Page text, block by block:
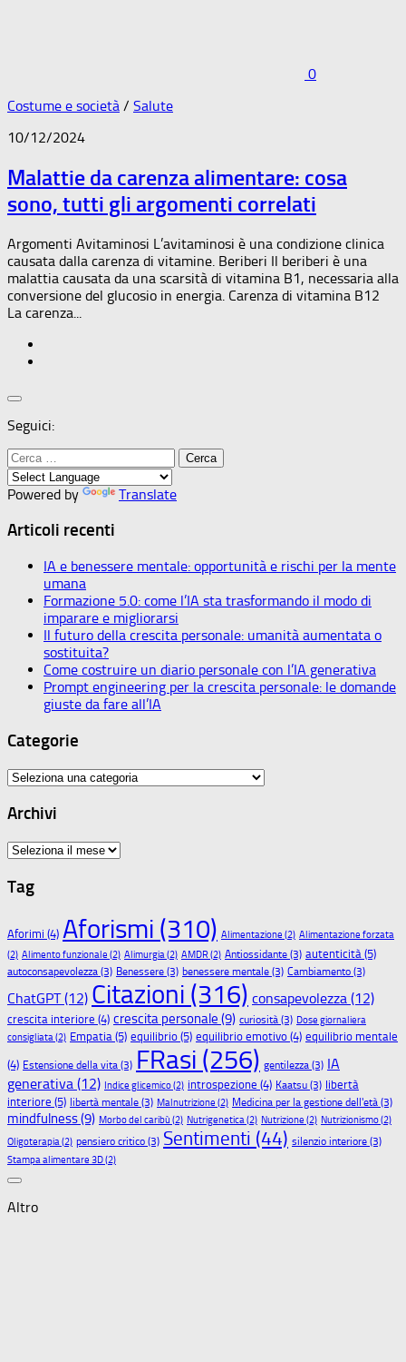
0
Costume e società / Salute
10/12/2024
Malattie da carenza alimentare: cosa
sono, tutti gli argomenti correlati
Argomenti Avitaminosi L’avitaminosi è una condizione clinica
causata dalla carenza di vitamine. Beriberi Il beriberi è una
malattia causata da una scarsità di vitamina B1, necessaria alla
conversione del glucosio in energia. Carenza di vitamina B12
La carenza...
Seguici:
Ricerca
per:
Powered by
Translate
Articoli recenti
IA e benessere mentale: opportunità e rischi per la mente
umana
Formazione 5.0: come l’IA sta trasformando il modo di
imparare e migliorarsi
Il futuro della crescita personale: umanità aumentata o
sostituita?
Come costruire un diario personale con l’IA generativa
Prompt engineering per la crescita personale: le domande
giuste da fare all’IA
Categorie
Categorie
Archivi
Archivi
Tag
Aforimi (4) Aforismi (310) Alimentazione (2) Alimentazione forzata
(2) Alimento funzionale (2) Alimurgia(2) AMDR(2) Antiossidante (3) autenticità(5)
autoconsapevolezza (3) Benessere (3) benessere mentale (3) Cambiamento (3)
ChatGPT(12) Citazioni (316) consapevolezza (12)
crescita interiore (4) crescita personale (9) curiosità (3) Dose giornaliera
consigliata(2) Empatia(5) equilibrio(5) equilibrio emotivo (4) equilibrio mentale
(4) Estensione della vita (3) FRasi (256) gentilezza (3) IA
generativa (12) Indice glicemico(2) introspezione (4) Kaatsu (3) libertà
interiore (5) libertà mentale (3) Malnutrizione (2) Medicina per la gestione dell'età (3)
mindfulness(9) Morbo del caribù (2) Nutrigenetica(2) Nutrizione (2) Nutrizionismo(2)
Oligoterapia(2) pensiero critico (3) Sentimenti (44) silenzio interiore (3)
Stampa alimentare 3D(2)
Altro